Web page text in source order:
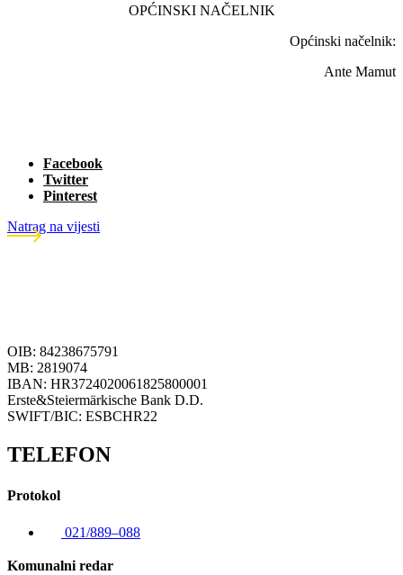
OPĆINSKI NAČELNIK
Općinski načelnik:
Ante Mamut
Facebook
Twitter
Pinterest
Natrag na vijesti
OIB: 84238675791
MB: 2819074
IBAN: HR3724020061825800001
Erste&Steiermärkische Bank D.D.
SWIFT/BIC: ESBCHR22
TELEFON
Protokol
021/889–088
Komunalni redar